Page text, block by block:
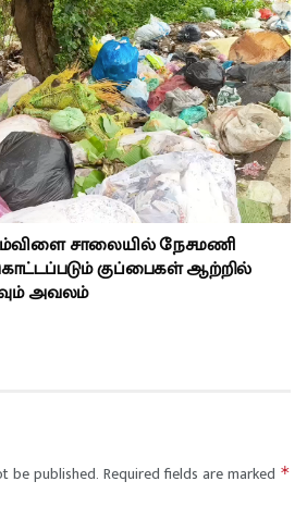
சாலையில் நேசமணி
குப்பைகள் ஆற்றில்
அவலம்
be published. Required fields are marked *